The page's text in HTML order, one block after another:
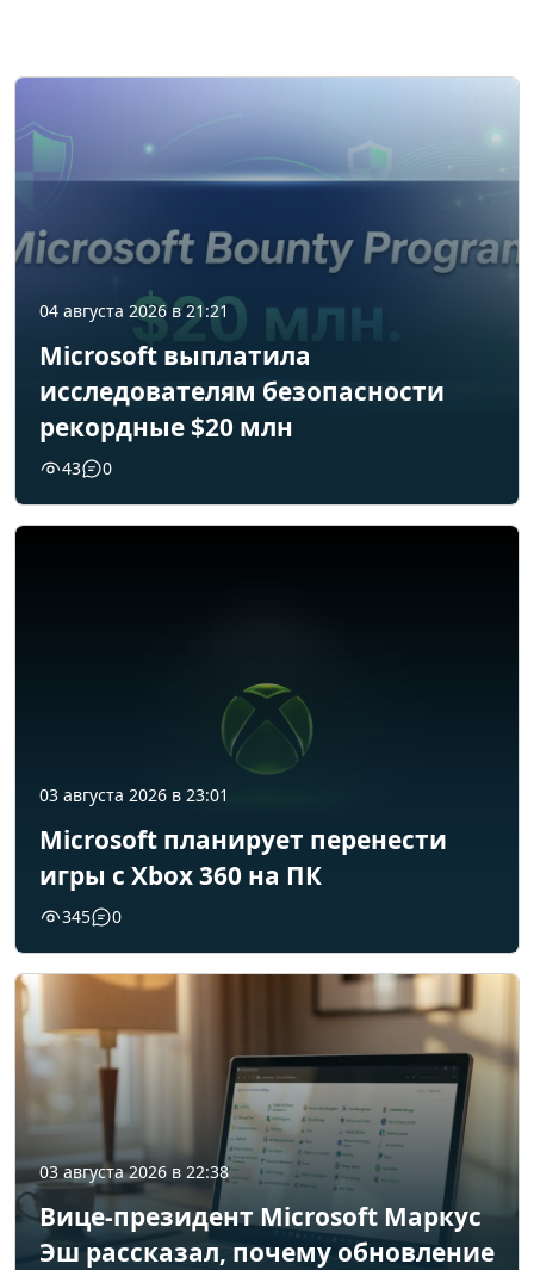
04 августа 2026 в 21:21
Microsoft выплатила
исследователям безопасности
рекордные $20 млн
43 0
03 августа 2026 в 23:01
Microsoft планирует перенести
игры с Xbox 360 на ПК
345 0
03 августа 2026 в 22:38
Вице-президент Microsoft Маркус
Эш рассказал, почему обновление